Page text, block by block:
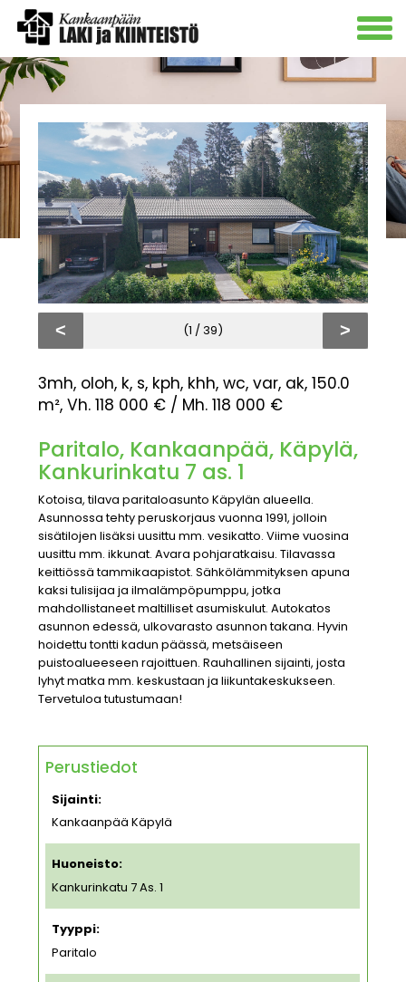
< (1 / 39) >
3mh, oloh, k, s, kph, khh, wc, var, ak, 150.0
m², Vh. 118 000 € / Mh. 118 000 €
Paritalo, Kankaanpää, Käpylä,
Kankurinkatu 7 as. 1
Kotoisa, tilava paritaloasunto Käpylän alueella.
Asunnossa tehty peruskorjaus vuonna 1991, jolloin
sisätilojen lisäksi uusittu mm. vesikatto. Viime vuosina
uusittu mm. ikkunat. Avara pohjaratkaisu. Tilavassa
keittiössä tammikaapistot. Sähkölämmityksen apuna
kaksi tulisijaa ja ilmalämpöpumppu, jotka
mahdollistaneet maltilliset asumiskulut. Autokatos
asunnon edessä, ulkovarasto asunnon takana. Hyvin
hoidettu tontti kadun päässä, metsäiseen
puistoalueeseen rajoittuen. Rauhallinen sijainti, josta
lyhyt matka mm. keskustaan ja liikuntakeskukseen.
Tervetuloa tutustumaan!
Perustiedot
Sijainti:
Kankaanpää Käpylä
Huoneisto:
Kankurinkatu 7 As. 1
Tyyppi:
Paritalo